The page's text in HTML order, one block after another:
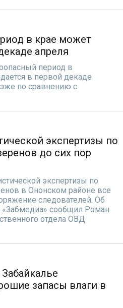
в крае может
апреля
период в
в первой декаде
по сравнению с
экспертизы по
до сих пор
экспертизы по
в Ононском районе все
следователей. Об
сообщил Роман
отдела ОВД
запасы влаги в